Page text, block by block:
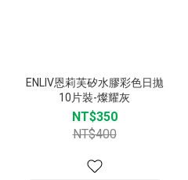
ENLIV恩莉芙矽水膠彩色日拋
10片裝-燦耀灰
NT$350
NT$400